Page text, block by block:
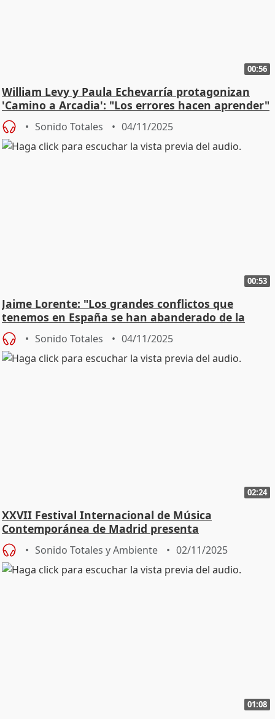
00:56
William Levy y Paula Echevarría protagonizan
'Camino a Arcadia': "Los errores hacen aprender"
Sonido Totales 04/11/2025
00:53
Jaime Lorente: "Los grandes conflictos que
tenemos en España se han abanderado de la
emoción"
Sonido Totales 04/11/2025
02:24
XXVII Festival Internacional de Música
Contemporánea de Madrid presenta
programación "variada"
Sonido Totales y Ambiente 02/11/2025
01:08